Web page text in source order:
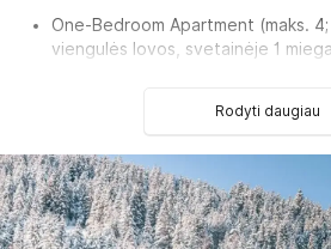
One-Bedroom Apartment (maks. 4;
viengulės lovos, svetainėje 1
miegamajame 2 viengulės lovos,
vaizdas į kalnus)
Viešbučio kategorija šalyje – 2*
Numeriuose:
Rodyti daugiau